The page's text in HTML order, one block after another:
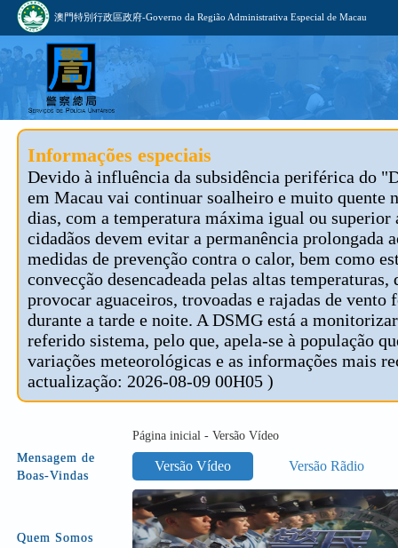
澳門特別行政區政府-Governo da Região Administrativa Especial de Macau
Informações especiais
Devido à influência da subsidência periférica do
em Macau vai continuar soalheiro e muito quente
dias, com a temperatura máxima igual ou superior
cidadãos devem evitar a permanência prolongada
medidas de prevenção contra o calor, bem como
convecção desencadeada pelas altas temperaturas,
provocar aguaceiros, trovoadas e rajadas de vento
durante a tarde e noite. A DSMG está a
referido sistema, pelo que, apela-se à população
variações meteorológicas e as informações mais
actualização: 2026-08-09 00H05 )
Mensagem de
Boas-Vindas
Quem Somos
Página inicial - Versão Vídeo
Versão Vídeo Versão Rãdio